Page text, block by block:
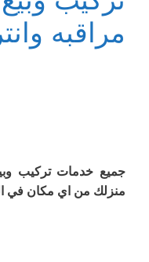
مراقبه
جميع خدمات تركيب
منزلك من اي مكان في